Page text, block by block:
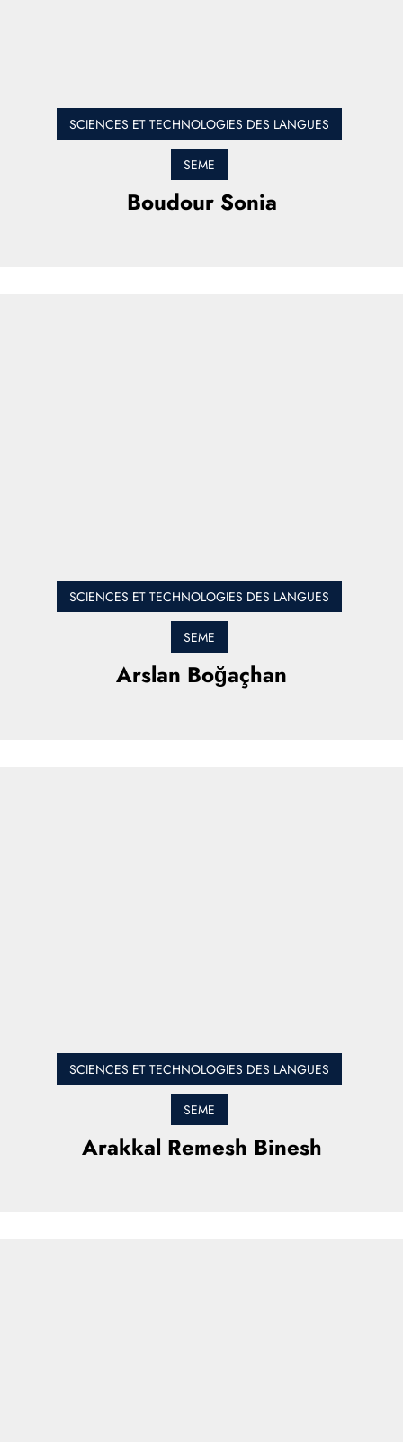
SCIENCES ET TECHNOLOGIES DES LANGUES
SEME
Boudour Sonia
SCIENCES ET TECHNOLOGIES DES LANGUES
SEME
Arslan Boğaçhan
SCIENCES ET TECHNOLOGIES DES LANGUES
SEME
Arakkal Remesh Binesh